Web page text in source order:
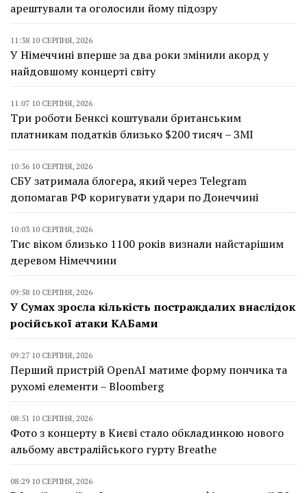
арештували та оголосили йому підозру
11:38 10 СЕРПНЯ, 2026
У Німеччині вперше за два роки змінили акорд у
найдовшому концерті світу
11:07 10 СЕРПНЯ, 2026
Три роботи Бенксі коштували британським
платникам податків близько $200 тисяч – ЗМІ
10:36 10 СЕРПНЯ, 2026
СБУ затримала блогера, який через Telegram
допомагав РФ коригувати удари по Донеччині
10:03 10 СЕРПНЯ, 2026
Тис віком близько 1100 років визнали найстарішим
деревом Німеччини
09:58 10 СЕРПНЯ, 2026
У Сумах зросла кількість постраждалих внаслідок
російської атаки КАБами
09:27 10 СЕРПНЯ, 2026
Перший пристрій OpenAI матиме форму пончика та
рухомі елементи – Bloomberg
08:51 10 СЕРПНЯ, 2026
Фото з концерту в Києві стало обкладинкою нового
альбому австралійського гурту Breathe
08:29 10 СЕРПНЯ, 2026